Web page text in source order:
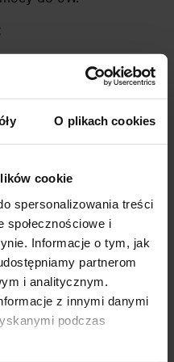
O plikach cookies
cookie
spersonalizowania treści
społecznościowe i
Informacje o tym, jak
partnerom
i analitycznym.
z innymi danymi
podczas
i kątem wykrycia do 90°
lx